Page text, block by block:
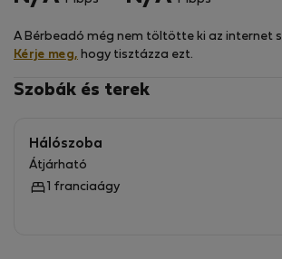
Csak csatlakoztassa és élvezze!
A Bérbeadó még nem töltötte ki az internet
Kérje meg, hogy tisztázza ezt.
Szobák és terek
Hálószoba
Átjárható
1 franciaágy